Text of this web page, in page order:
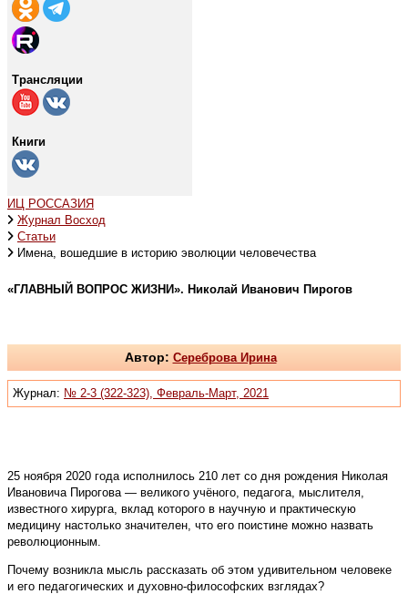
Трансляции
Книги
ИЦ РОССАЗИЯ
Журнал Восход
Статьи
Имена, вошедшие в историю эволюции человечества
«ГЛАВНЫЙ ВОПРОС ЖИЗНИ». Николай Иванович Пирогов
Автор: Сереброва Ирина
Журнал: № 2-3 (322-323), Февраль-Март, 2021
25 ноября 2020 года исполнилось 210 лет со дня рождения Николая
Ивановича Пирогова — великого учёного, педагога, мыслителя,
известного хирурга, вклад которого в научную и практическую
медицину настолько значителен, что его поистине можно назвать
революционным.
Почему возникла мысль рассказать об этом удивительном человеке
и его педагогических и духовно-философских взглядах?